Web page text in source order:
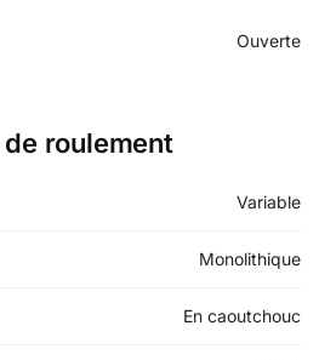
Ouverte
roulement
Variable
Monolithique
En caoutchouc